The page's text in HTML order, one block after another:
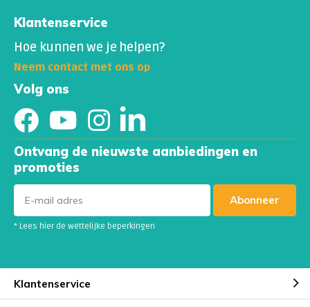
Klantenservice
Hoe kunnen we je helpen?
Neem contact met ons op
Volg ons
Ontvang de nieuwste aanbiedingen en
promoties
Abonneer
* Lees hier de wettelijke beperkingen
Klantenservice